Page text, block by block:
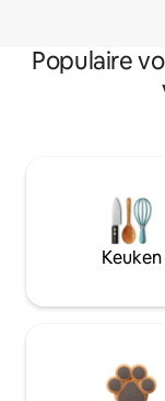
Populaire
Keuken